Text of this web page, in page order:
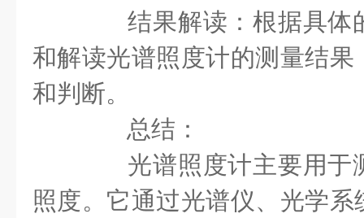
结果解读：根据具体
和解读光谱照度计的测量结
和判断。
总结：
光谱照度计主要用于
照度。它通过光谱仪、光学